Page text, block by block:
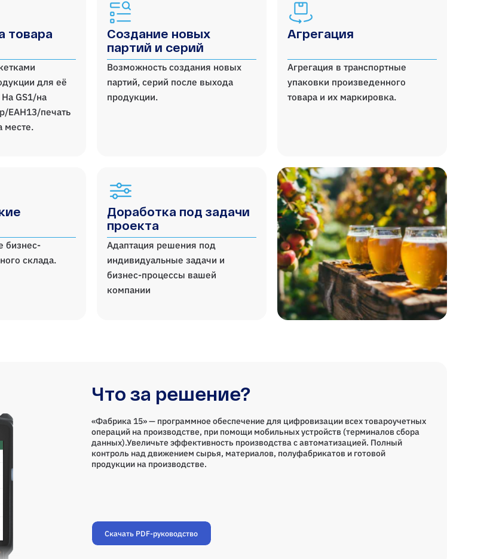
товара
для её
GS1/на
ЕАН13/печать
месте.
Создание новых
партий и серий
Возможность создания новых
партий, серий после выхода
продукции.
Агрегация
Агрегация в транспортные
упаковки произведенного
товара и их маркировка.
бизнес-
склада.
Доработка под задачи
проекта
Адаптация решения под
индивидуальные задачи и
бизнес-процессы вашей
компании
Что за решение?
«Фабрика 15» — программное обеспечение для цифровизации всех товароучетных
операций на производстве, при помощи мобильных устройств (терминалов сбора
данных).Увеличьте эффективность производства с автоматизацией. Полный
контроль над движением сырья, материалов, полуфабрикатов и готовой
продукции на производстве.
Скачать PDF-руководство